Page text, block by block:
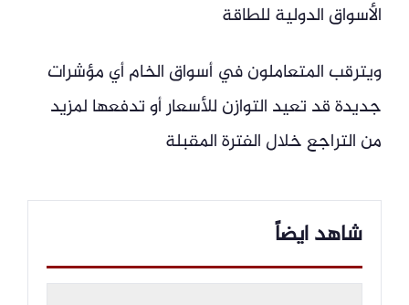
الأسواق الدولية للطاقة
ويترقب المتعاملون في أسواق الخام أي مؤشرات
جديدة قد تعيد التوازن للأسعار أو تدفعها لمزيد
من التراجع خلال الفترة المقبلة
شاهد ايضاً